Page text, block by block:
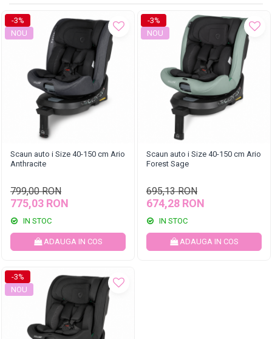
-3%
NOU
Scaun auto i Size 40-150 cm Ario
Anthracite
799,00 RON
775,03 RON
IN STOC
ADAUGA IN COS
-3%
NOU
Scaun auto i Size 40-150 cm Ario
Forest Sage
695,13 RON
674,28 RON
IN STOC
ADAUGA IN COS
-3%
NOU